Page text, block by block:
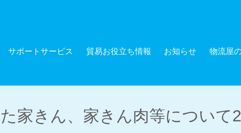
サポートサービス 貿易お役立ち情報 お知らせ 物流屋
家きん、家きん肉等について